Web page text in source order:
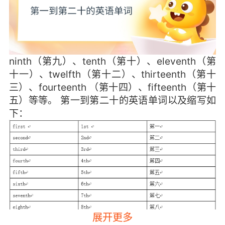
ninth（第九）、tenth（第十）、eleventh（第
十一）、twelfth（第十二）、thirteenth（第十
三）、fourteenth （第十四）、fifteenth（第十
五）等等。 第一到第二十的英语单词以及缩写如
下：
展开更多